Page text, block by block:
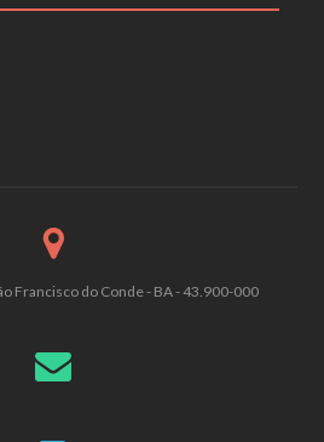
Francisco do Conde - BA - 43.900-000